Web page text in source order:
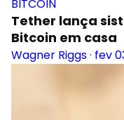
BITCOIN
Tether lança
Bitcoin em casa
Wagner Riggs· fev